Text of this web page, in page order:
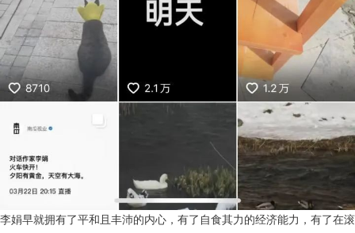
李娟早就拥有了平和且丰沛的内心，有了自食其力的经济能力，有了在滚